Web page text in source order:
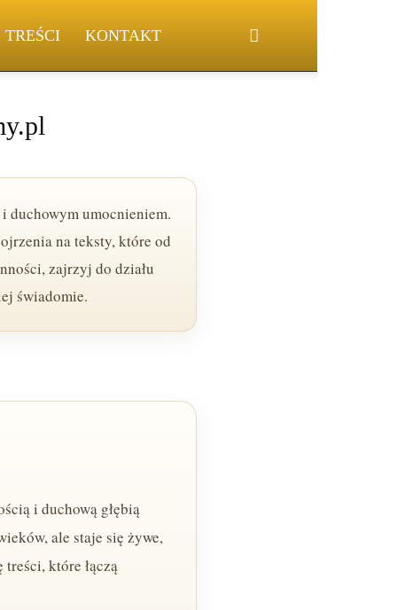
TREŚCI KONTAKT
duchowym umocnieniem.
na teksty, które od
zajrzyj do działu
świadomie.
i duchową głębią
ale staje się żywe,
które łączą